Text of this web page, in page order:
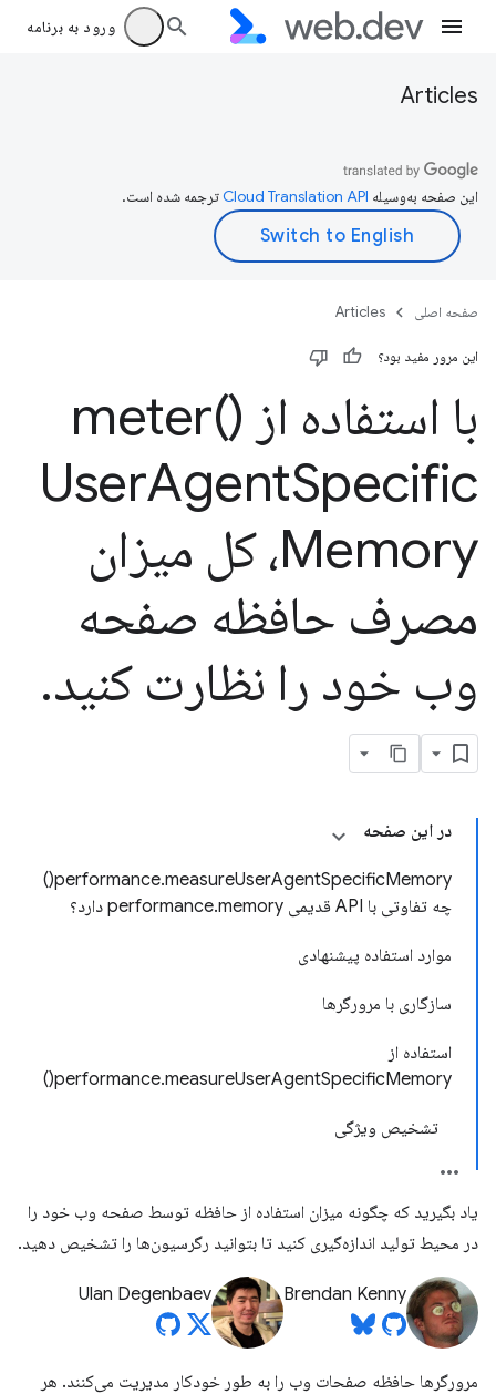
ورود به برنامه
Articles
این صفحه به‌وسیله ترجمه شده است.
صفحه اصلی Articles
این مرور مفید بود؟
با استفاده از ()meter
UserAgentSpecific
Memory، کل میزان
مصرف حافظه صفحه
وب خود را نظارت کنید.
در این صفحه
performance.measureUserAgentSpecificMemory()
چه تفاوتی با API قدیمی performance.memory دارد؟
موارد استفاده پیشنهادی
سازگاری با مرورگرها
استفاده از
performance.measureUserAgentSpecificMemory()
تشخیص ویژگی
یاد بگیرید که چگونه میزان استفاده از حافظه توسط صفحه وب خود را
در محیط تولید اندازه‌گیری کنید تا بتوانید رگرسیون‌ها را تشخیص دهید.
Brendan Kenny
Ulan Degenbaev
مرورگرها حافظه صفحات وب را به طور خودکار مدیریت می‌کنند. هر